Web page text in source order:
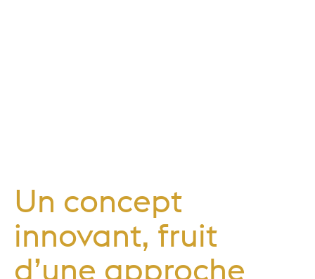
Un concept
innovant, fruit
d’une approche